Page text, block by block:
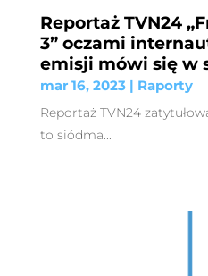
Reportaż TVN24
3” oczami
emisji mówi się w
mar 16, 2023| Raporty
Reportaż TVN24
to siódma...